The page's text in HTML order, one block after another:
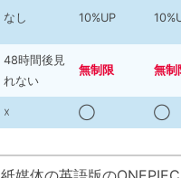
なし 10%UP
48時間後見
れない
無制限 無制
☓ ◯ ◯